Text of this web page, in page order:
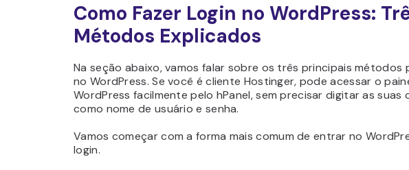
Como Fazer Login no WordPress:
Métodos Explicados
Na seção abaixo, vamos falar sobre os três principais métodos
no WordPress. Se você é cliente Hostinger, pode acessar o
WordPress facilmente pelo hPanel, sem precisar digitar as suas
como nome de usuário e senha.
Vamos começar com a forma mais comum de entrar no
login.